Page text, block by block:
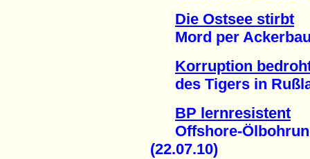
Die Ostsee stirbt
Mord per Ackerbau
Korruption
des Tigers in
BP lernresistent
Offshore-
(22.07.10)